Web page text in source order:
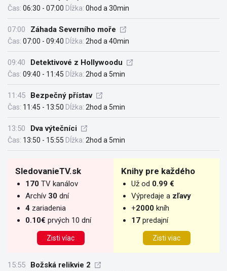
Čas: 06:30 - 07:00 Dĺžka: 0hod a 30min
07:00 Záhada Severního moře
Čas: 07:00 - 09:40 Dĺžka: 2hod a 40min
09:40 Detektivové z Hollywoodu
Čas: 09:40 - 11:45 Dĺžka: 2hod a 5min
11:45 Bezpečný přístav
Čas: 11:45 - 13:50 Dĺžka: 2hod a 5min
13:50 Dva výtečníci
Čas: 13:50 - 15:55 Dĺžka: 2hod a 5min
SledovanieTV.sk
170 TV kanálov
Archív 30 dní
4 zariadenia
0.10€ prvých 10 dní
Zisti víac
Knihy pre každého
Už od 0.99 €
Výpredaje a zľavy
+2000 kníh
17 predajní
Zisti viac
15:55 Božská relikvie 2